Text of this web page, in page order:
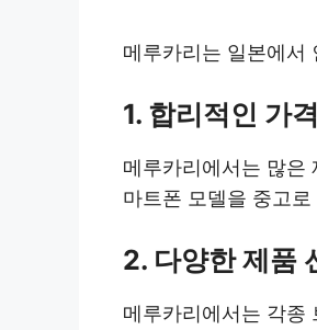
메루카리는 일본에서
1. 합리적인 가격
메루카리에서는 많은
마트폰 모델을 중고
2. 다양한 제품
메루카리에서는 각종